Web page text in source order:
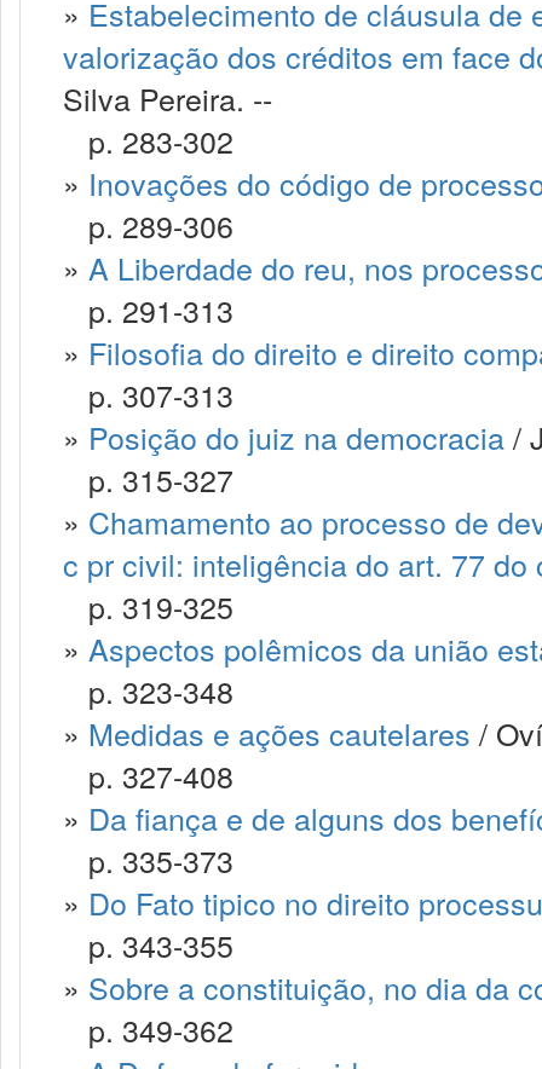
» Estabelecimento de cláusula de
valorização dos créditos em face
Silva Pereira. --
p. 283-302
» Inovações do código de
p. 289-306
» A Liberdade do reu, nos
p. 291-313
» Filosofia do direito e direito
p. 307-313
» Posição do juiz na democracia/
p. 315-327
» Chamamento ao processo de
c pr civil: inteligência do art. 77
p. 319-325
» Aspectos polêmicos da união
p. 323-348
» Medidas e ações cautelares /
p. 327-408
» Da fiança e de alguns dos
p. 335-373
» Do Fato tipico no direito
p. 343-355
» Sobre a constituição, no dia da
p. 349-362